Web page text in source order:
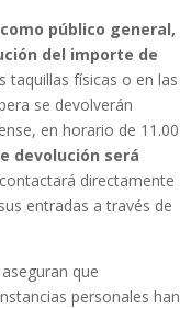
público general,
del importe de
taquillas físicas o en las
se devolverán
en horario de 11.00
devolución será
directamente
entradas a través de
que
personales han